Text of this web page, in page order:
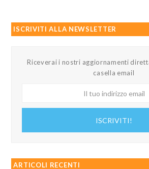
ISCRIVITI ALLA NEWSLETTER
Riceverai i nostri aggiornamenti
casella email
ISCRIVITI!
ARTICOLI RECENTI